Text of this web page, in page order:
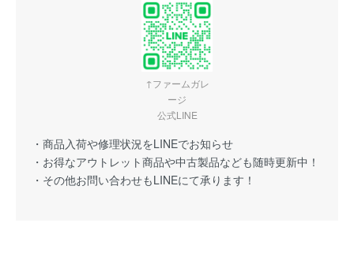
↑ファームガレ
ージ
公式LINE
・商品入荷や修理状況をLINEでお知らせ
・お得なアウトレット商品や中古製品なども随時更新中！
・その他お問い合わせもLINEにて承ります！